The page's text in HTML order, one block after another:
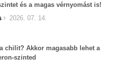
és a magas vérnyomást is!
2026. 07. 14.
chilit? Akkor magasabb lehet a
szinted